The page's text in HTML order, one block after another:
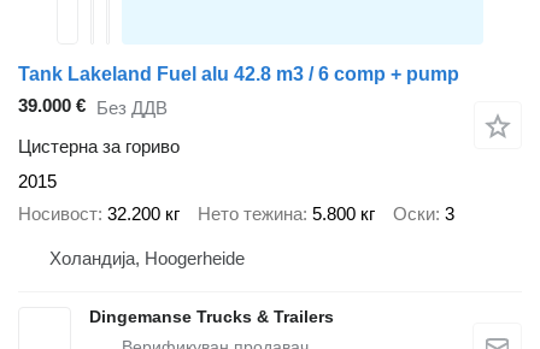
Tank Lakeland Fuel alu 42.8 m3 / 6 comp + pump
39.000 € Без ДДВ
Цистерна за гориво
2015
Носивост 32.200 кг Нето тежина 5.800 кг Оски 3
Холандија, Hoogerheide
Dingemanse Trucks & Trailers